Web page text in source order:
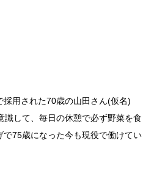
用された70歳の山田さん(仮名)
識して、毎日の休憩で必ず野菜を食
75歳になった今も現役で働けてい